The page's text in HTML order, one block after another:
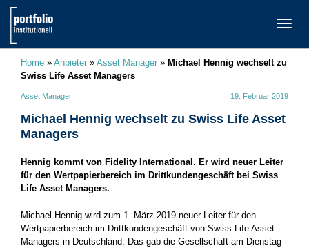
Home » Anbieter » Asset Manager » Michael Hennig wechselt zu
Swiss Life Asset Managers
Asset Manager 19. Februar 2019
Michael Hennig wechselt zu Swiss Life Asset
Managers
Hennig kommt von Fidelity International. Er wird neuer Leiter
für den Wertpapierbereich im Drittkundengeschäft bei Swiss
Life Asset Managers.
Michael Hennig wird zum 1. März 2019 neuer Leiter für den
Wertpapierbereich im Drittkundengeschäft von Swiss Life Asset
Managers in Deutschland. Das gab die Gesellschaft am Dienstag